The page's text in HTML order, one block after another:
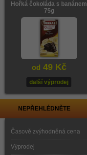
Hořká čokoláda s banánem
75g
od 49 Kč
další výprodej
NEPŘEHLÉDNĚTE
Časově zvýhodněná cena
Výprodej